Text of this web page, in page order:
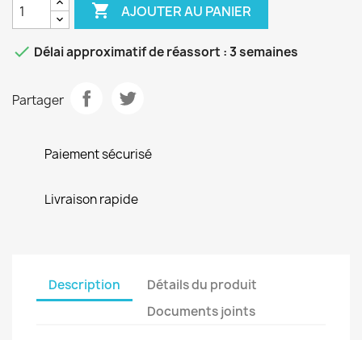
 AJOUTER AU PANIER
 Délai approximatif de réassort : 3 semaines
Partager
Paiement sécurisé
Livraison rapide
Description
Détails du produit
Documents joints